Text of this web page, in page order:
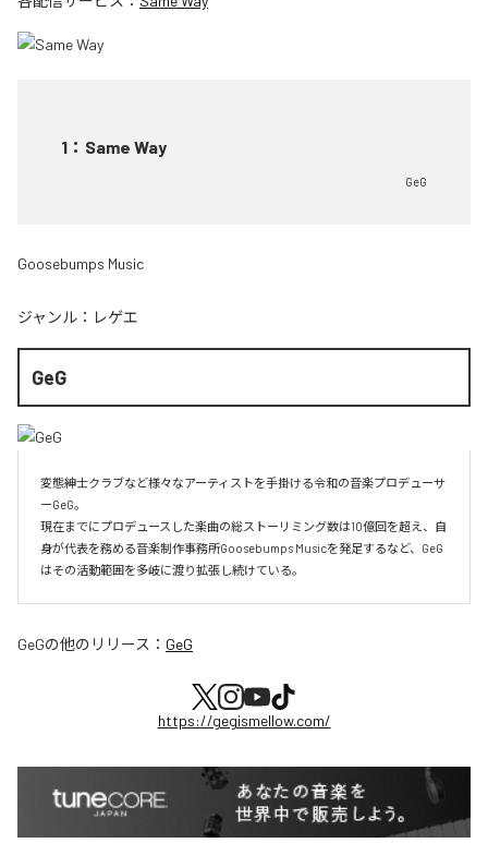
1 ： Same Way
GeG
Goosebumps Music
ジャンル： レゲエ
GeG
変態紳士クラブなど様々なアーティストを手掛ける令和の音楽プロデューサ
ーGeG。
現在までにプロデュースした楽曲の総ストーリミング数は10億回を超え、自
身が代表を務める音楽制作事務所Goosebumps Musicを発足するなど、GeG
はその活動範囲を多岐に渡り拡張し続けている。
GeGの他のリリース： GeG
https://gegismellow.com/